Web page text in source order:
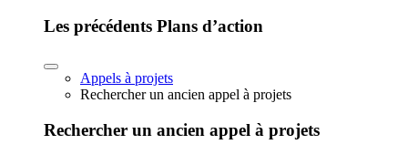
Les précédents Plans d’action
Appels à projets
Rechercher un ancien appel à projets
Rechercher un ancien appel à projets